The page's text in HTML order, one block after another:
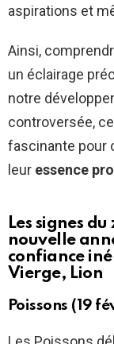
aspirations et
Ainsi,
un éclairage
notre
controversée,
fascinante pour
leur essence
Les signes
nouvelle
confiance
Vierge, Lion
Poissons (19